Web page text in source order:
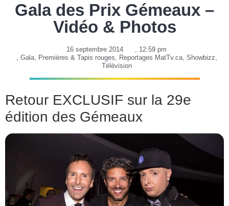
Gala des Prix Gémeaux –
Vidéo & Photos
16 septembre 2014 , 12:59 pm
, Gala, Premières & Tapis rouges, Reportages MatTv.ca, Showbizz,
Télévision
Retour EXCLUSIF sur la 29e
édition des Gémeaux